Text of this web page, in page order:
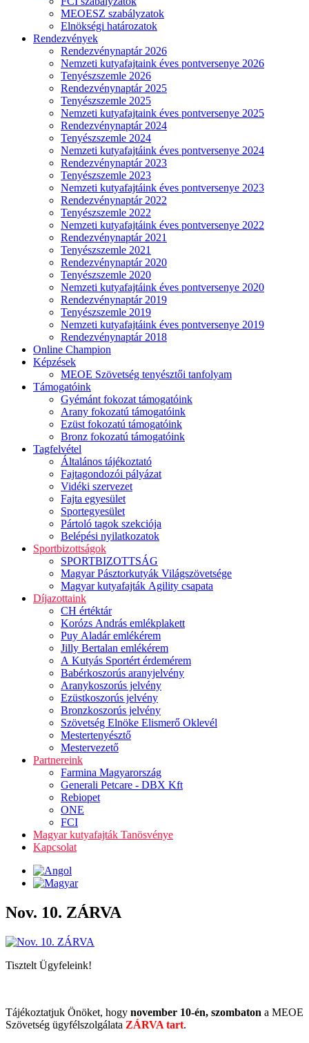
MEOESZ szabályzatok
Elnökségi határozatok
Rendezvények
Rendezvénynaptár 2026
Nemzeti kutyafajtaink éves pontversenye 2026
Tenyészszemle 2026
Rendezvénynaptár 2025
Tenyészszemle 2025
Nemzeti kutyafajtaink éves pontversenye 2025
Rendezvénynaptár 2024
Tenyészszemle 2024
Nemzeti kutyafajtáink éves pontversenye 2024
Rendezvénynaptár 2023
Tenyészszemle 2023
Nemzeti kutyafajtáink éves pontversenye 2023
Rendezvénynaptár 2022
Tenyészszemle 2022
Nemzeti kutyafajtáink éves pontversenye 2022
Rendezvénynaptár 2021
Tenyészszemle 2021
Rendezvénynaptár 2020
Tenyészszemle 2020
Nemzeti kutyafajtáink éves pontversenye 2020
Rendezvénynaptár 2019
Tenyészszemle 2019
Nemzeti kutyafajtáink éves pontversenye 2019
Rendezvénynaptár 2018
Online Champion
Képzések
MEOE Szövetség tenyésztői tanfolyam
Támogatóink
Gyémánt fokozat támogatóink
Arany fokozatú támogatóink
Ezüst fokozatú támogatóink
Bronz fokozatú támogatóink
Tagfelvétel
Általános tájékoztató
Fajtagondozói pályázat
Vidéki szervezet
Fajta egyesület
Sportegyesület
Pártoló tagok szekciója
Belépési nyilatkozatok
Sportbizottságok
SPORTBIZOTTSÁG
Magyar Pásztorkutyák Világszövetsége
Magyar kutyafajták Agility csapata
Díjazottaink
CH értéktár
Korózs András emlékplakett
Puy Aladár emlékérem
Jilly Bertalan emlékérem
A Kutyás Sportért érdemérem
Babérkoszorús aranyjelvény
Aranykoszorús jelvény
Ezüstkoszorús jelvény
Bronzkoszorús jelvény
Szövetség Elnöke Elismerő Oklevél
Mestertenyésztő
Mestervezető
Partnereink
Farmina Magyarország
Generali Petcare - DBX Kft
Rebiopet
ONE
FCI
Magyar kutyafajták Tanösvénye
Kapcsolat
Nov. 10. ZÁRVA
Tisztelt Ügyfeleink!
Tájékoztatjuk Önöket, hogy november 10-én, szombaton a MEOE
Szövetség ügyfélszolgálata ZÁRVA tart.